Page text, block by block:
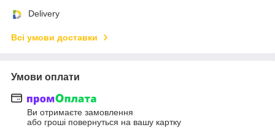
Delivery
Всі умови доставки
Умови оплати
Ви отримаєте замовлення
або гроші повернуться на вашу картку